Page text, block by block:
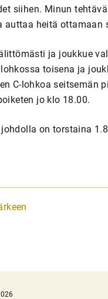
siihen. Minun
heitä ottamaan
ja joukkue
toisena ja
C-lohkoa seitsemän
jo klo 18.00.
on torstaina